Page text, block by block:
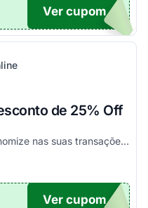
POM6
Ver cupom
de 25% Off
Aproveite o quanto antes e economize nas suas transações, tanto PF quanto PJ!
OM25
Ver cupom